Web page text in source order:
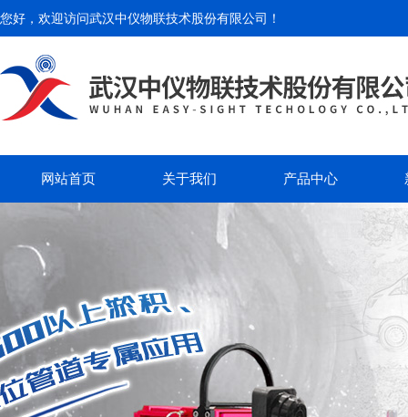
您好，欢迎访问武汉中仪物联技术股份有限公司 ！
网站首页 关于我们 产品中心